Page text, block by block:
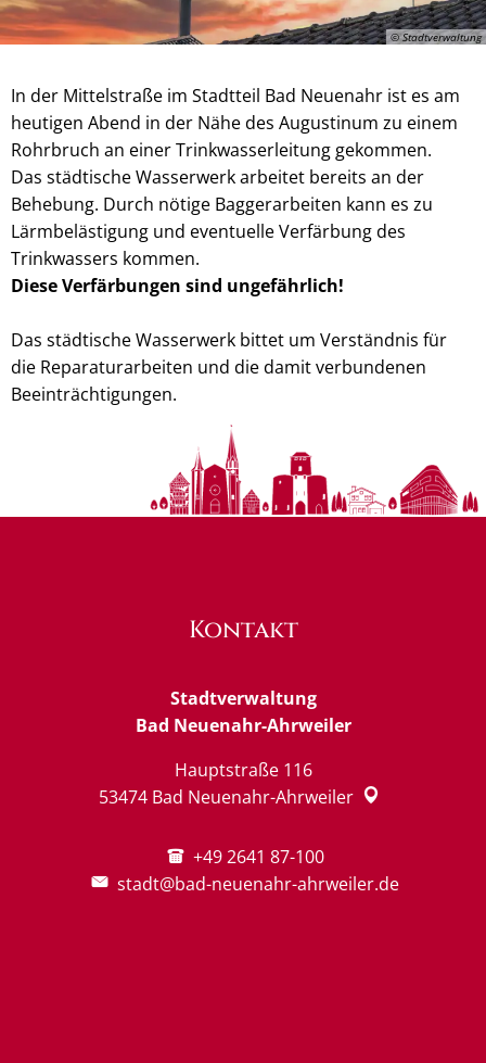
© Stadtverwaltung
In der Mittelstraße im Stadtteil Bad Neuenahr ist es am
heutigen Abend in der Nähe des Augustinum zu einem
Rohrbruch an einer Trinkwasserleitung gekommen.
Das städtische Wasserwerk arbeitet bereits an der
Behebung. Durch nötige Baggerarbeiten kann es zu
Lärmbelästigung und eventuelle Verfärbung des
Trinkwassers kommen.
Diese Verfärbungen sind ungefährlich!
Das städtische Wasserwerk bittet um Verständnis für
die Reparaturarbeiten und die damit verbundenen
Beeinträchtigungen.
Kontakt
Stadtverwaltung
Bad Neuenahr-Ahrweiler
Hauptstraße 116
53474 Bad Neuenahr-Ahrweiler
+49 2641 87-100
stadt@bad-neuenahr-ahrweiler.de